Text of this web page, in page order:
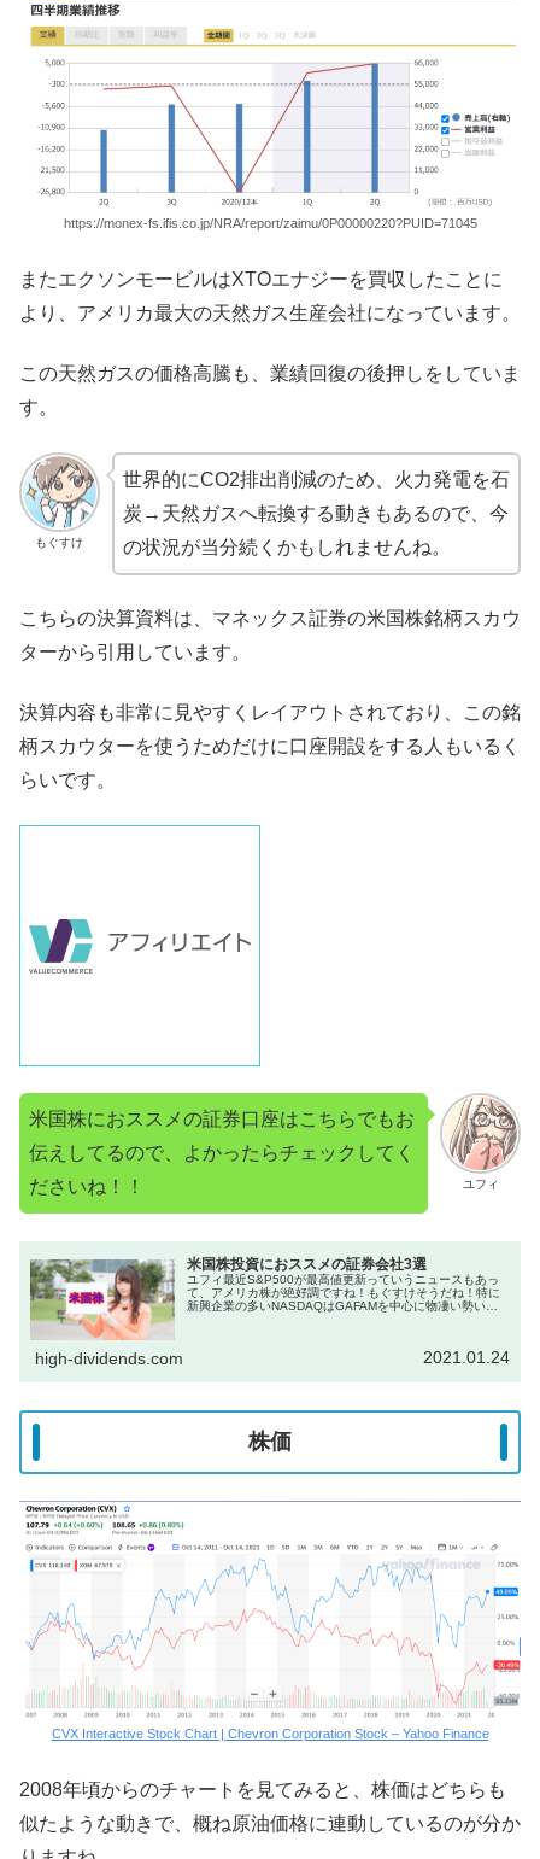
https://monex-fs.ifis.co.jp/NRA/report/zaimu/0P00000220?PUID=71045
またエクソンモービルはXTOエナジーを買収したことに
より、アメリカ最大の天然ガス生産会社になっています。
この天然ガスの価格高騰も、業績回復の後押しをしていま
す。
もぐすけ
世界的にCO2排出削減のため、火力発電を石
炭→天然ガスへ転換する動きもあるので、今
の状況が当分続くかもしれませんね。
こちらの決算資料は、マネックス証券の米国株銘柄スカウ
ターから引用しています。
決算内容も非常に見やすくレイアウトされており、この銘
柄スカウターを使うためだけに口座開設をする人もいるく
らいです。
ユフィ
米国株におススメの証券口座はこちらでもお
伝えしてるので、よかったらチェックしてく
ださいね！！
米国株投資におススメの証券会社3選
ユフィ最近S&P500が最高値更新っていうニュースもあっ
て、アメリカ株が絶好調ですね！もぐすけそうだね！特に
新興企業の多いNASDAQはGAFAMを中心に物凄い勢いで
high-dividends.com 2021.01.24
株価
CVX Interactive Stock Chart | Chevron Corporation Stock – Yahoo Finance
2008年頃からのチャートを見てみると、株価はどちらも
似たような動きで、概ね原油価格に連動しているのが分か